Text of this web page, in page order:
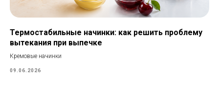
Термостабильные начинки: как решить проблему
вытекания при выпечке
Кремовые начинки
09.06.2026